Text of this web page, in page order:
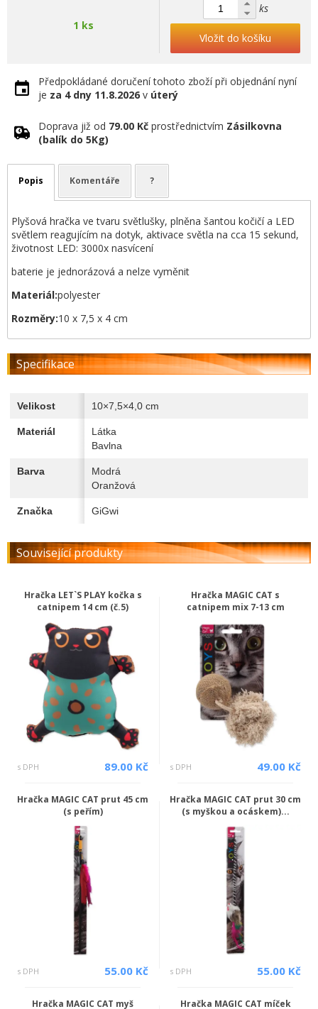
1 ks
ks
Vložit do košíku
Předpokládané doručení tohoto zboží při objednání nyní
je za 4 dny 11.8.2026 v úterý
Doprava již od 79.00 Kč prostřednictvím Zásilkovna
(balík do 5Kg)
Popis Komentáře ?
Plyšová hračka ve tvaru světlušky, plněna šantou kočičí a LED
světlem reagujícím na dotyk, aktivace světla na cca 15 sekund,
životnost LED: 3000x nasvícení
baterie je jednorázová a nelze vyměnit
Materiál:polyester
Rozměry:10 x 7,5 x 4 cm
Specifikace
Velikost 10×7,5×4,0 cm
Materiál
Látka
Bavlna
Barva
Modrá
Oranžová
Značka GiGwi
Související produkty
Hračka LET`S PLAY kočka s
catnipem 14 cm (č.5)
s DPH 89.00 Kč
Hračka MAGIC CAT s
catnipem mix 7-13 cm
s DPH 49.00 Kč
Hračka MAGIC CAT prut 45 cm
(s peřím)
s DPH 55.00 Kč
Hračka MAGIC CAT prut 30 cm
(s myškou a ocáskem)...
s DPH 55.00 Kč
Hračka MAGIC CAT myš Hračka MAGIC CAT míček